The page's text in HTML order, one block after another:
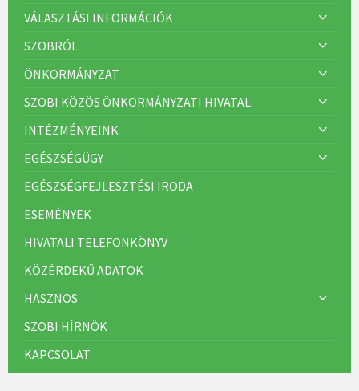
k
VÁLASZTÁSI INFORMÁCIÓK
SZOBRÓL
ÖNKORMÁNYZAT
SZOBI KÖZÖS ÖNKORMÁNYZATI HIVATAL
INTÉZMÉNYEINK
EGÉSZSÉGÜGY
EGÉSZSÉGFEJLESZTÉSI IRODA
ESEMÉNYEK
HIVATALI TELEFONKÖNYV
KÖZÉRDEKŰ ADATOK
HASZNOS
SZOBI HÍRNÖK
KAPCSOLAT